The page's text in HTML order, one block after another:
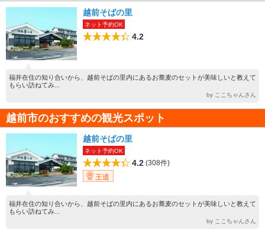
越前そばの里
ネット予約OK
4.2
福井在住の知り合いから、越前そばの里内にあるお蕎麦のセットが美味しいと教えて
もらい訪ねてみ...
by ここちゃんさん
越前市のおすすめの観光スポット
越前そばの里
ネット予約OK
4.2 (308件)
王道
福井在住の知り合いから、越前そばの里内にあるお蕎麦のセットが美味しいと教えて
もらい訪ねてみ...
by ここちゃんさん